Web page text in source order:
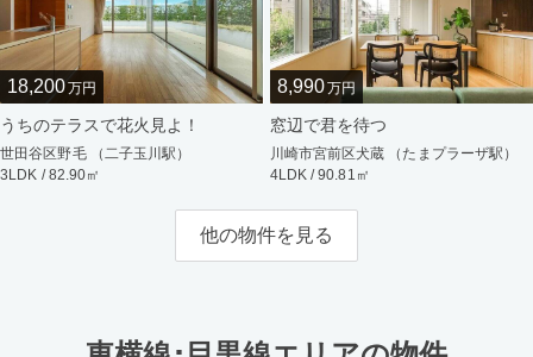
18,200万円
うちのテラスで花火見よ！
世田谷区野毛 （二子玉川駅）
3LDK / 82.90㎡
8,990万円
窓辺で君を待つ
川崎市宮前区犬蔵 （たまプラーザ駅）
4LDK / 90.81㎡
他の物件を見る